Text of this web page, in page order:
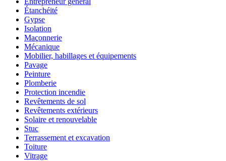
Étanchéité
Gypse
Isolation
Maçonnerie
Mécanique
Mobilier, habillages et équipements
Pavage
Peinture
Plomberie
Protection incendie
Revêtements de sol
Revêtements extérieurs
Solaire et renouvelable
Stuc
Terrassement et excavation
Toiture
Vitrage